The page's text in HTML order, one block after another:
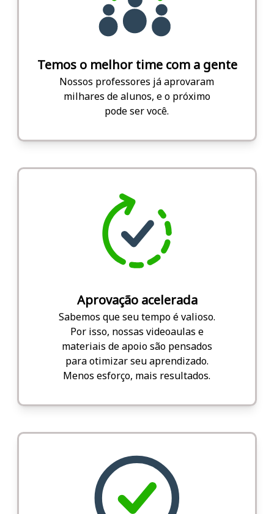
Temos o melhor time com a gente
Nossos professores já aprovaram
milhares de alunos, e o próximo
pode ser você.
Aprovação acelerada
Sabemos que seu tempo é valioso.
Por isso, nossas videoaulas e
materiais de apoio são pensados
para otimizar seu aprendizado.
Menos esforço, mais resultados.